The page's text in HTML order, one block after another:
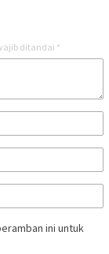
ditandai *
ini untuk